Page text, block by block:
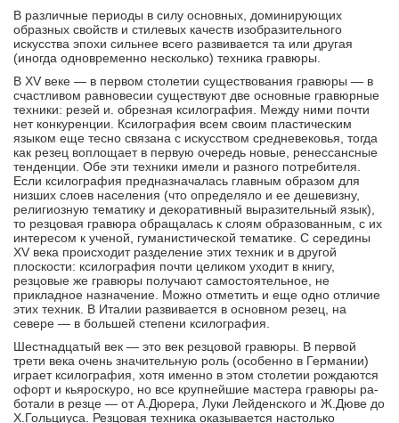
В различные периоды в силу основных, доми­нирующих
образных свойств и стилевых качеств изобразительного
искусства эпохи сильнее всего развивается та или другая
(иногда одновременно несколько) техника гравюры.
В XV веке — в первом столетии существования гравюры — в
счастливом равновесии существуют две основные гравюрные
техники: резей и. обрез­ная ксилография. Между ними почти
нет конку­ренции. Ксилография всем своим пластическим
языком еще тесно связана с искусством средневе­ковья, тогда
как резец воплощает в первую оче­редь новые, ренессансные
тенденции. Обе эти тех­ники имели и разного потребителя.
Если ксилогра­фия предназначалась главным образом для
низших слоев населения (что определяло и ее дешевизну,
религиозную тематику и декоративный вырази­тельный язык),
то резцовая гравюра обращалась к слоям образованным, с их
интересом к ученой, гуманистической тематике. С середины
XV века происходит разделение этих техник и в другой
плоскости: ксилография почти целиком уходит в книгу,
резцовые же гравюры получают самостоя­тельное, не
прикладное назначение. Можно отме­тить и еще одно отличие
этих техник. В Италии развивается в основном резец, на
севере — в боль­шей степени ксилография.
Шестнадцатый век — это век резцовой гравю­ры. В первой
трети века очень значительную роль (особенно в Германии)
играет ксилография, хотя именно в этом столетии рождаются
офорт и кьяроскуро, но все крупнейшие мастера гравюры ра­
ботали в резце — от А.Дюрера, Луки Лейденско­го и Ж.Дюве до
Х.Гольциуса. Резцовая техника оказывается настолько